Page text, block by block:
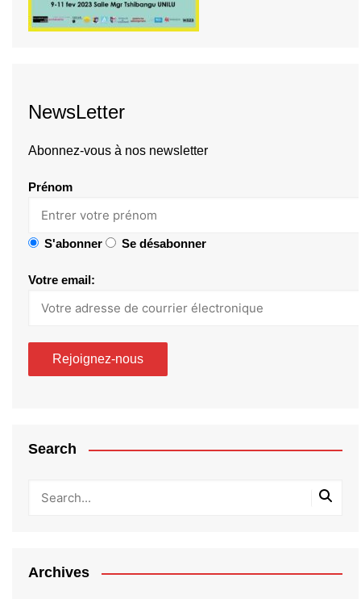
NewsLetter
Abonnez-vous à nos newsletter
Prénom
S'abonner Se désabonner
Votre email:
Search
Archives